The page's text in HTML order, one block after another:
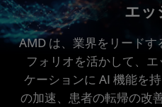
エッ
AMD は、業界をリード
フォリオを活かして、
ケーションに AI 機能を
の加速、患者の転帰の改